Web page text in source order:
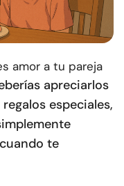
amor a tu pareja
apreciarlos
especiales,
te